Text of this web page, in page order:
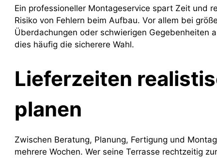
Ein professioneller Montageservice spart Zeit und
Risiko von Fehlern beim Aufbau. Vor allem bei
Überdachungen oder schwierigen Gegebenheiten
dies häufig die sicherere Wahl.
Lieferzeiten
planen
Zwischen Beratung, Planung, Fertigung und
mehrere Wochen. Wer seine Terrasse rechtzeitig zur